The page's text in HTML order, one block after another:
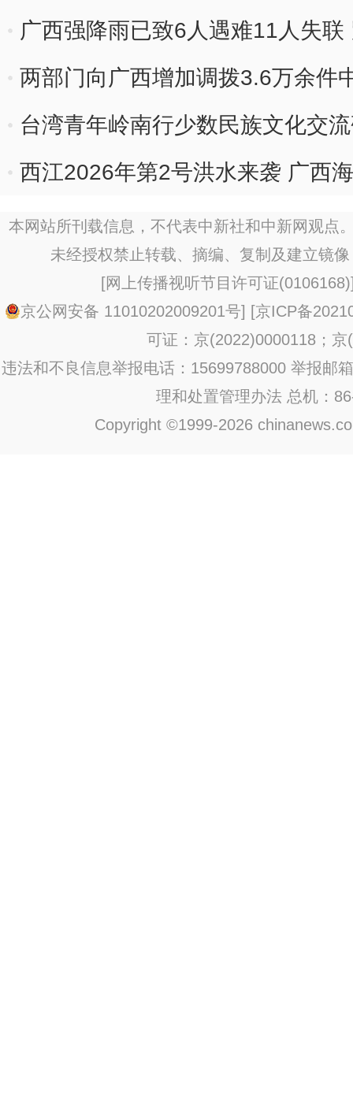
广西强降雨已致6人遇难11人失
两部门向广西增加调拨3.6万余件
类救灾物资
台湾青年岭南行少数民族文化交
西江2026年第2号洪水来袭 广西
本网站所刊载信息，不代表中新社和中新网观点
未经授权禁止转载、摘编、复制及建立镜
[网上传播视听节目许可证(0106168)
京公网安备 11010202009201号] [京ICP备
可证：京(2022)0000118；京
违法和不良信息举报电话：15699788000 举报邮
理和处置管理办法 总机：
Copyright ©1999-2026